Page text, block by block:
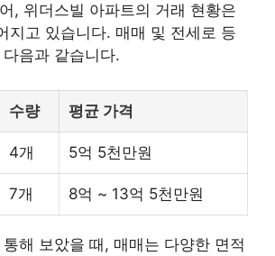
, 위더스빌 아파트의 거래 현황은
지고 있습니다. 매매 및 전세로 등
음과 같습니다.
수량 평균 가격
4개 5억 5천만원
7개 8억 ~ 13억 5천만원
해 보았을 때, 매매는 다양한 면적